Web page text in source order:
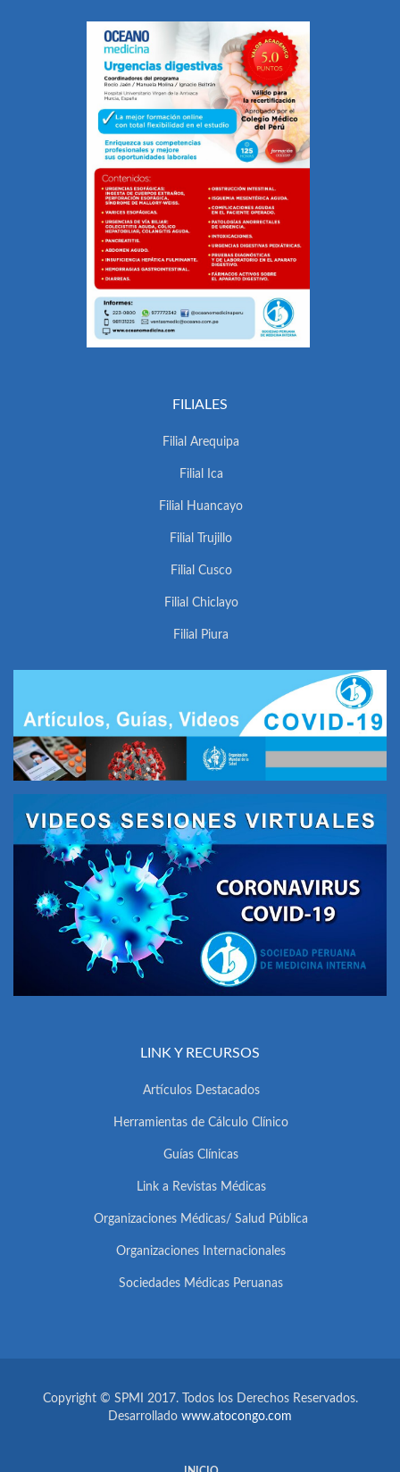
FILIALES
Filial Arequipa
Filial Ica
Filial Huancayo
Filial Trujillo
Filial Cusco
Filial Chiclayo
Filial Piura
LINK Y RECURSOS
Artículos Destacados
Herramientas de Cálculo Clínico
Guías Clínicas
Link a Revistas Médicas
Organizaciones Médicas/ Salud Pública
Organizaciones Internacionales
Sociedades Médicas Peruanas
Copyright © SPMI 2017. Todos los Derechos Reservados.
Desarrollado www.atocongo.com